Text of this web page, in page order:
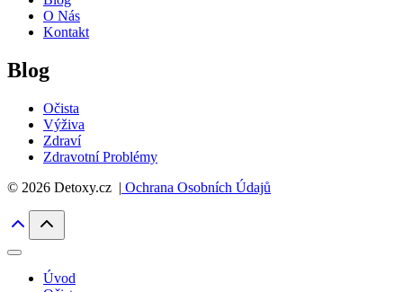
O Nás
Kontakt
Blog
Očista
Výživa
Zdraví
Zdravotní Problémy
© 2026 Detoxy.cz | Ochrana Osobních Údajů
Úvod